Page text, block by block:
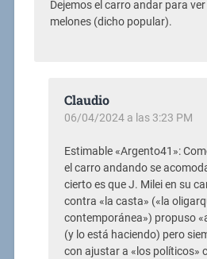
Dejemos el carro andar para
melones (dicho popular).
Claudio
06/04/2024 a las 3:23 PM
Estimable «Argento41»:
el carro andando se
cierto es que J. Milei en su
contra «la casta» («la
contemporánea») propuso
(y lo está haciendo) pero
con ajustar a «los políticos»